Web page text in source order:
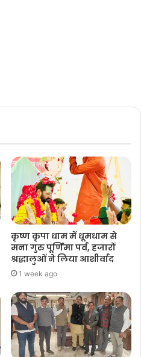
कृष्ण कृपा धाम में धूमधाम से
मना गुरु पूर्णिमा पर्व, हजारों
श्रद्धालुओं ने लिया आशीर्वाद
1 week ago